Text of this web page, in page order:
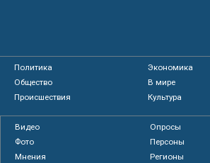
Политика
Экономика
Общество
В мире
Происшествия
Культура
Видео
Опросы
Фото
Персоны
Мнения
Регионы